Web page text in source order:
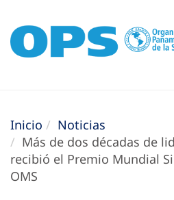
Inicio
Noticias
Más de dos décadas de
recibió el Premio Mundial
OMS